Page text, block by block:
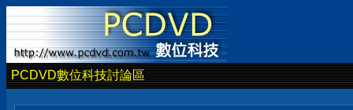
PCDVD數位科技討論區